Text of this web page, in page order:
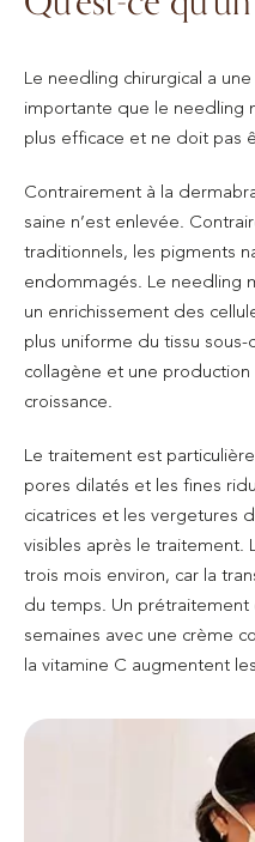
Le needling chirurgical a
importante que le needling
plus efficace et ne doit pas
Contrairement à la
saine n’est enlevée.
traditionnels, les pigments
endommagés. Le needling
un enrichissement des
plus uniforme du tissu
collagène et une
croissance.
Le traitement est
pores dilatés et les fines
cicatrices et les vergetures
visibles après le traitement.
trois mois environ, car la
du temps. Un
semaines avec une crème
la vitamine C augmentent